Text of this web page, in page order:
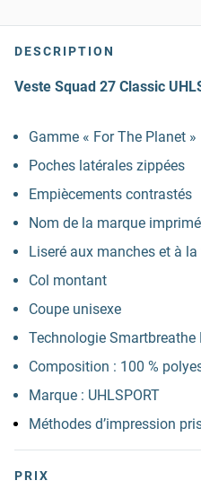
DESCRIPTION
Veste Squad 27 Classic
Gamme « For The Planet »
Poches latérales zippées
Empiècements contrastés
Nom de la marque imprimé
Liseré aux manches et à
Col montant
Coupe unisexe
Technologie Smartbreathe
Composition : 100 %
Marque : UHLSPORT
Méthodes d’impression
PRIX